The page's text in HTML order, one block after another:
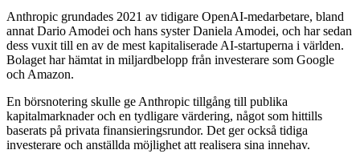
Anthropic grundades 2021 av tidigare OpenAI-medarbetare, bland
annat Dario Amodei och hans syster Daniela Amodei, och har sedan
dess vuxit till en av de mest kapitaliserade AI-startuperna i världen.
Bolaget har hämtat in miljardbelopp från investerare som Google
och Amazon.
En börsnotering skulle ge Anthropic tillgång till publika
kapitalmarknader och en tydligare värdering, något som hittills
baserats på privata finansieringsrundor. Det ger också tidiga
investerare och anställda möjlighet att realisera sina innehav.